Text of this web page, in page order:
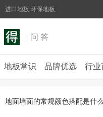
进口地板 环保地板
问 答
地板常识 品牌优选 行业
地面墙面的常规颜色搭配是什